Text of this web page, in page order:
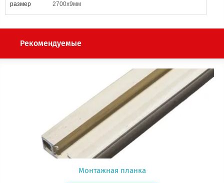
размер 2700х9мм
Рекомендуемые
Монтажная планка